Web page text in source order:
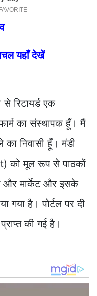
यहाँ देखें
रिटायर्ड एक
का संस्थापक हूँ। मैं
निवासी हूँ। मंडी
को मूल रूप से पाठकों
और मार्केट और इसके
गया है। पोर्टल पर दी
की गई है।